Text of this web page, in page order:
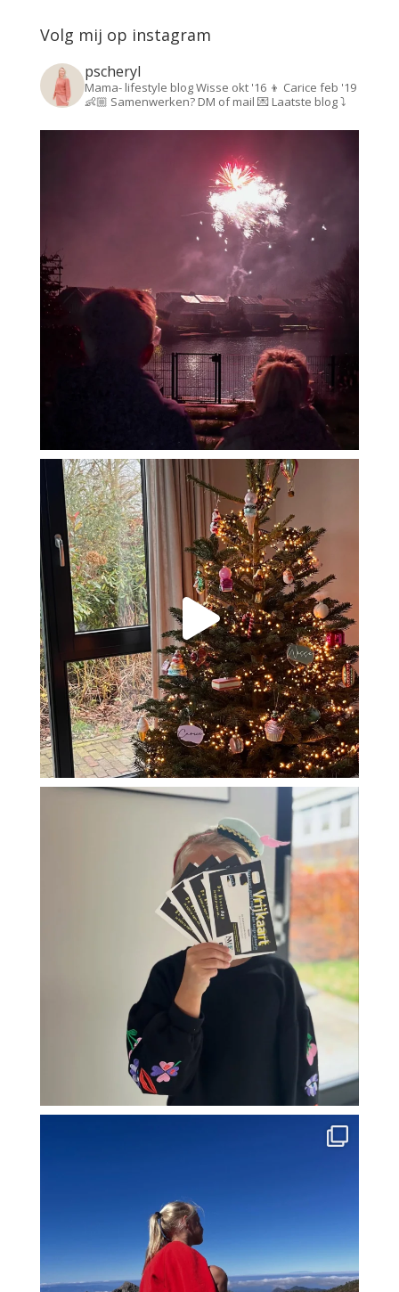
Volg mij op instagram
pscheryl
Mama- lifestyle blogWisse okt '16 👦 Carice feb '19
👶🏼 Samenwerken? DM of mail 💌Laatste blog ⤵️